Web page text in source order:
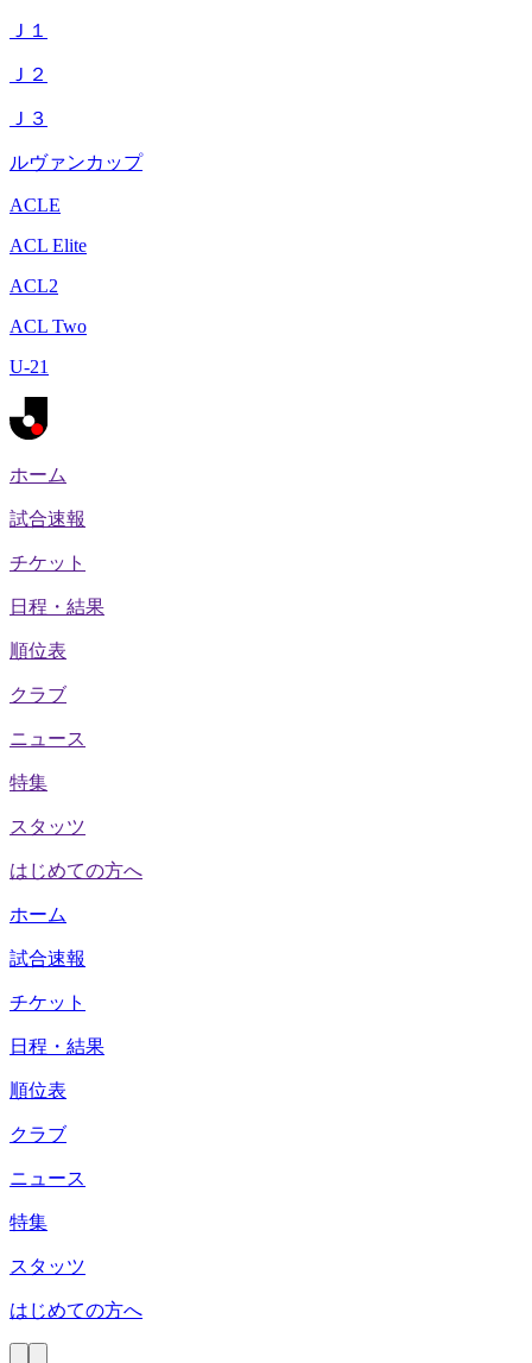
Ｊ１
Ｊ２
Ｊ３
ルヴァンカップ
ACLE
ACL Elite
ACL2
ACL Two
U-21
ホーム
試合速報
チケット
日程・結果
順位表
クラブ
ニュース
特集
スタッツ
はじめての方へ
ホーム
試合速報
チケット
日程・結果
順位表
クラブ
ニュース
特集
スタッツ
はじめての方へ